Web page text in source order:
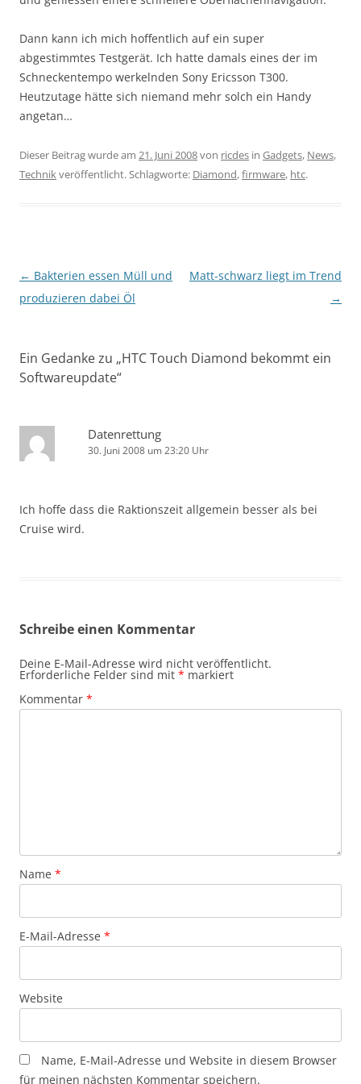
Dann kann ich mich hoffentlich auf ein super
abgestimmtes Testgerät. Ich hatte damals eines der im
Schneckentempo werkelnden Sony Ericsson T300.
Heutzutage hätte sich niemand mehr solch ein Handy
angetan…
Dieser Beitrag wurde am 21. Juni 2008von ricdes in Gadgets, News,
Technikveröffentlicht. Schlagworte: Diamond,firmware, htc.
Beitragsnavigation
← Bakterien essen Müll und
produzieren dabei Öl
Matt-schwarz liegt im Trend
→
Ein Gedanke zu „HTC Touch Diamond bekommt ein
Softwareupdate“
Datenrettung
30. Juni 2008 um 23:20 Uhr
Ich hoffe dass die Raktionszeit allgemein besser als bei
Cruise wird.
Schreibe einen Kommentar
Deine E-Mail-Adresse wird nicht veröffentlicht.
Erforderliche Felder sind mit * markiert
Kommentar *
Name *
E-Mail-Adresse *
Website
Name, E-Mail-Adresse und Website in diesem Browser
für meinen nächsten Kommentar speichern.